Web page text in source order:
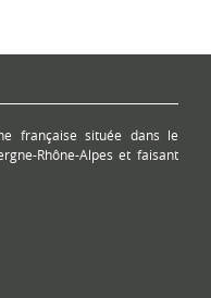
française située dans le
Rhône-Alpes et faisant